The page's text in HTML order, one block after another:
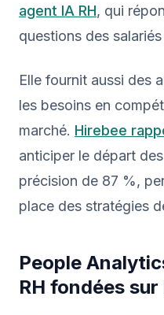
agent IA RH, qui
questions des
Elle fournit aussi des
les besoins en
marché. Hirebee
anticiper le départ
précision de 87 %,
place des stratégies
People
RH fondées